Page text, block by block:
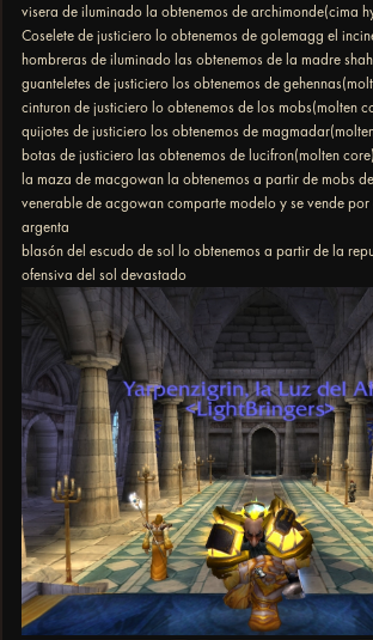
visera de iluminado la obtenemos de archimonde(cima
Coselete de justiciero lo obtenemos de golemagg el
hombreras de iluminado las obtenemos de la madre
guanteletes de justiciero los obtenemos de
cinturon de justiciero lo obtenemos de los mobs(molten
quijotes de justiciero los obtenemos de
botas de justiciero las obtenemos de lucifron(molten core)
la maza de macgowan la obtenemos a partir de mobs
venerable de acgowan comparte modelo y se vende por
argenta
blasón del escudo de sol lo obtenemos a partir de la
ofensiva del sol devastado